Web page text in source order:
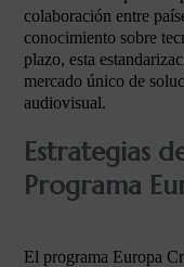
colaboración entre
conocimiento sobre
plazo, esta
mercado único de
audiovisual.
Estrategias
Programa
El programa Europa